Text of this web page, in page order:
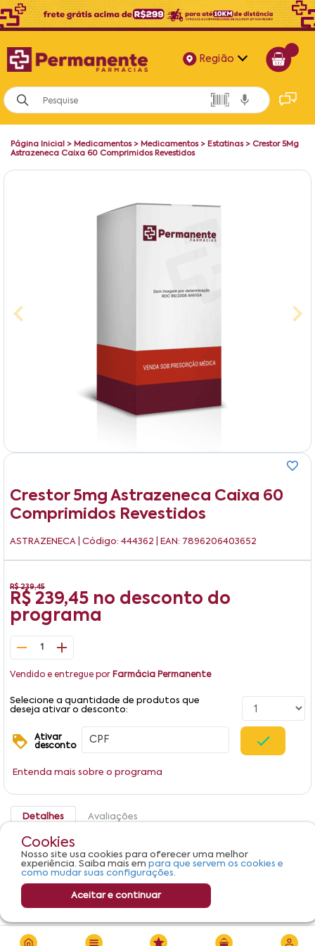
Região
Alagoas
Bahia
Página Inicial > Medicamentos> Medicamentos> Estatinas> Crestor 5Mg
Astrazeneca Caixa 60 Comprimidos Revestidos
Crestor 5mg Astrazeneca Caixa 60
Comprimidos Revestidos
ASTRAZENECA | Código: 444362 | EAN: 7896206403652
R$ 239,45
R$ 239,45 no desconto do
programa
1
Vendido e entregue por Farmácia Permanente
Selecione a quantidade de produtos que
deseja ativar o desconto:
Ativar
desconto
Entenda mais sobre o programa
Detalhes Avaliações
Produto não apresenta descrição.
Cookies
Nosso site usa cookies para oferecer uma melhor
experiência. Saiba mais em para que servem os cookies e
como mudar suas configurações.
Aceitar e continuar